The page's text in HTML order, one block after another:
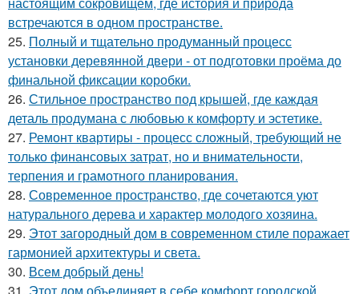
встречаются в одном пространстве.
25. Полный и тщательно продуманный процесс
установки деревянной двери - от подготовки проёма до
финальной фиксации коробки.
26. Стильное пространство под крышей, где каждая
деталь продумана с любовью к комфорту и эстетике.
27. Ремонт квартиры - процесс сложный, требующий не
только финансовых затрат, но и внимательности,
терпения и грамотного планирования.
28. Современное пространство, где сочетаются уют
натурального дерева и характер молодого хозяина.
29. Этот загородный дом в современном стиле поражает
гармонией архитектуры и света.
30. Всем добрый день!
31. Этот дом объединяет в себе комфорт городской